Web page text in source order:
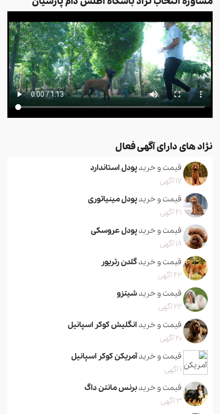
نژاد های دارای آگهی فعال
قیمت و خریدپودل استاندارد
17 آگهی
قیمت و خریدپودل مینیاتوری
41 آگهی
قیمت و خریدپودل عروسکی
18 آگهی
قیمت و خریدگلدن رتریور
42 آگهی
قیمت و خریدشیتزو
22 آگهی
قیمت و خرید انگلیش کوکر اسپانیل
20 آگهی
قیمت و خریدآمریکن کوکر اسپانیل
1 آگهی
قیمت و خریدبرنس مانتن داگ
3 آگهی